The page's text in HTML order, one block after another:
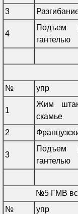
3
4
Подъем
гантелью
№
упр
1
Жим
скамье
2
3
Подъем
гантелью
№5 ГМВ
№
упр